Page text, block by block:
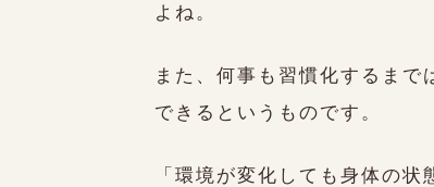
よね。
また、何事も習慣化するま
できるというものです。
「環境が変化しても身体の